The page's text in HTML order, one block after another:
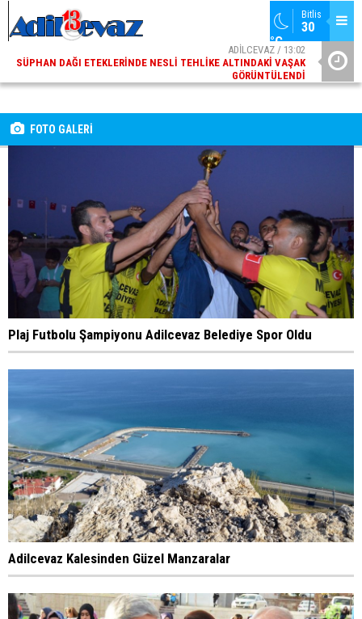
Bitlis
30
°C
ADİLCEVAZ / 13:02
SÜPHAN DAĞI ETEKLERINDE NESLI TEHLIKE ALTINDAKI VAŞAK
GÖRÜNTÜLENDI
ADİLCEVAZ / 09:10
İÇIŞLERI BAKANI OLDU
FOTO GALERİ
Plaj Futbolu Şampiyonu Adilcevaz Belediye Spor Oldu
Adilcevaz Kalesinden Güzel Manzaralar